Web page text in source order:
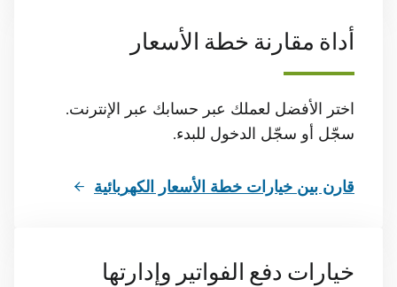
أداة مقارنة خطة الأسعار
اختر الأفضل لعملك عبر حسابك عبر الإنترنت.
سجّل أو سجّل الدخول للبدء.
قارن بين خيارات خطة الأسعار الكهربائية
خيارات دفع الفواتير وإدارتها